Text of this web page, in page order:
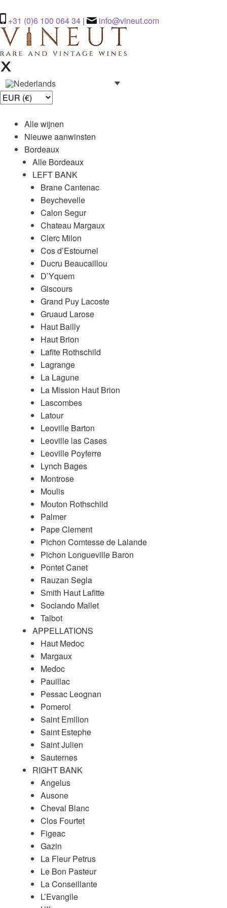
+31 (0)6 100 064 34 | info@vineut.com
Alle wijnen
Nieuwe aanwinsten
Bordeaux
Alle Bordeaux
LEFT BANK
Brane Cantenac
Beychevelle
Calon Segur
Chateau Margaux
Clerc Milon
Cos d’Estournel
Ducru Beaucaillou
D’Yquem
Giscours
Grand Puy Lacoste
Gruaud Larose
Haut Bailly
Haut Brion
Lafite Rothschild
Lagrange
La Lagune
La Mission Haut Brion
Lascombes
Latour
Leoville Barton
Leoville las Cases
Leoville Poyferre
Lynch Bages
Montrose
Moulis
Mouton Rothschild
Palmer
Pape Clement
Pichon Comtesse de Lalande
Pichon Longueville Baron
Pontet Canet
Rauzan Segla
Smith Haut Lafitte
Sociando Mallet
Talbot
APPELLATIONS
Haut Medoc
Margaux
Medoc
Pauillac
Pessac Leognan
Pomerol
Saint Emilion
Saint Estephe
Saint Julien
Sauternes
RIGHT BANK
Angelus
Ausone
Cheval Blanc
Clos Fourtet
Figeac
Gazin
La Fleur Petrus
Le Bon Pasteur
La Conseillante
L’Evangile